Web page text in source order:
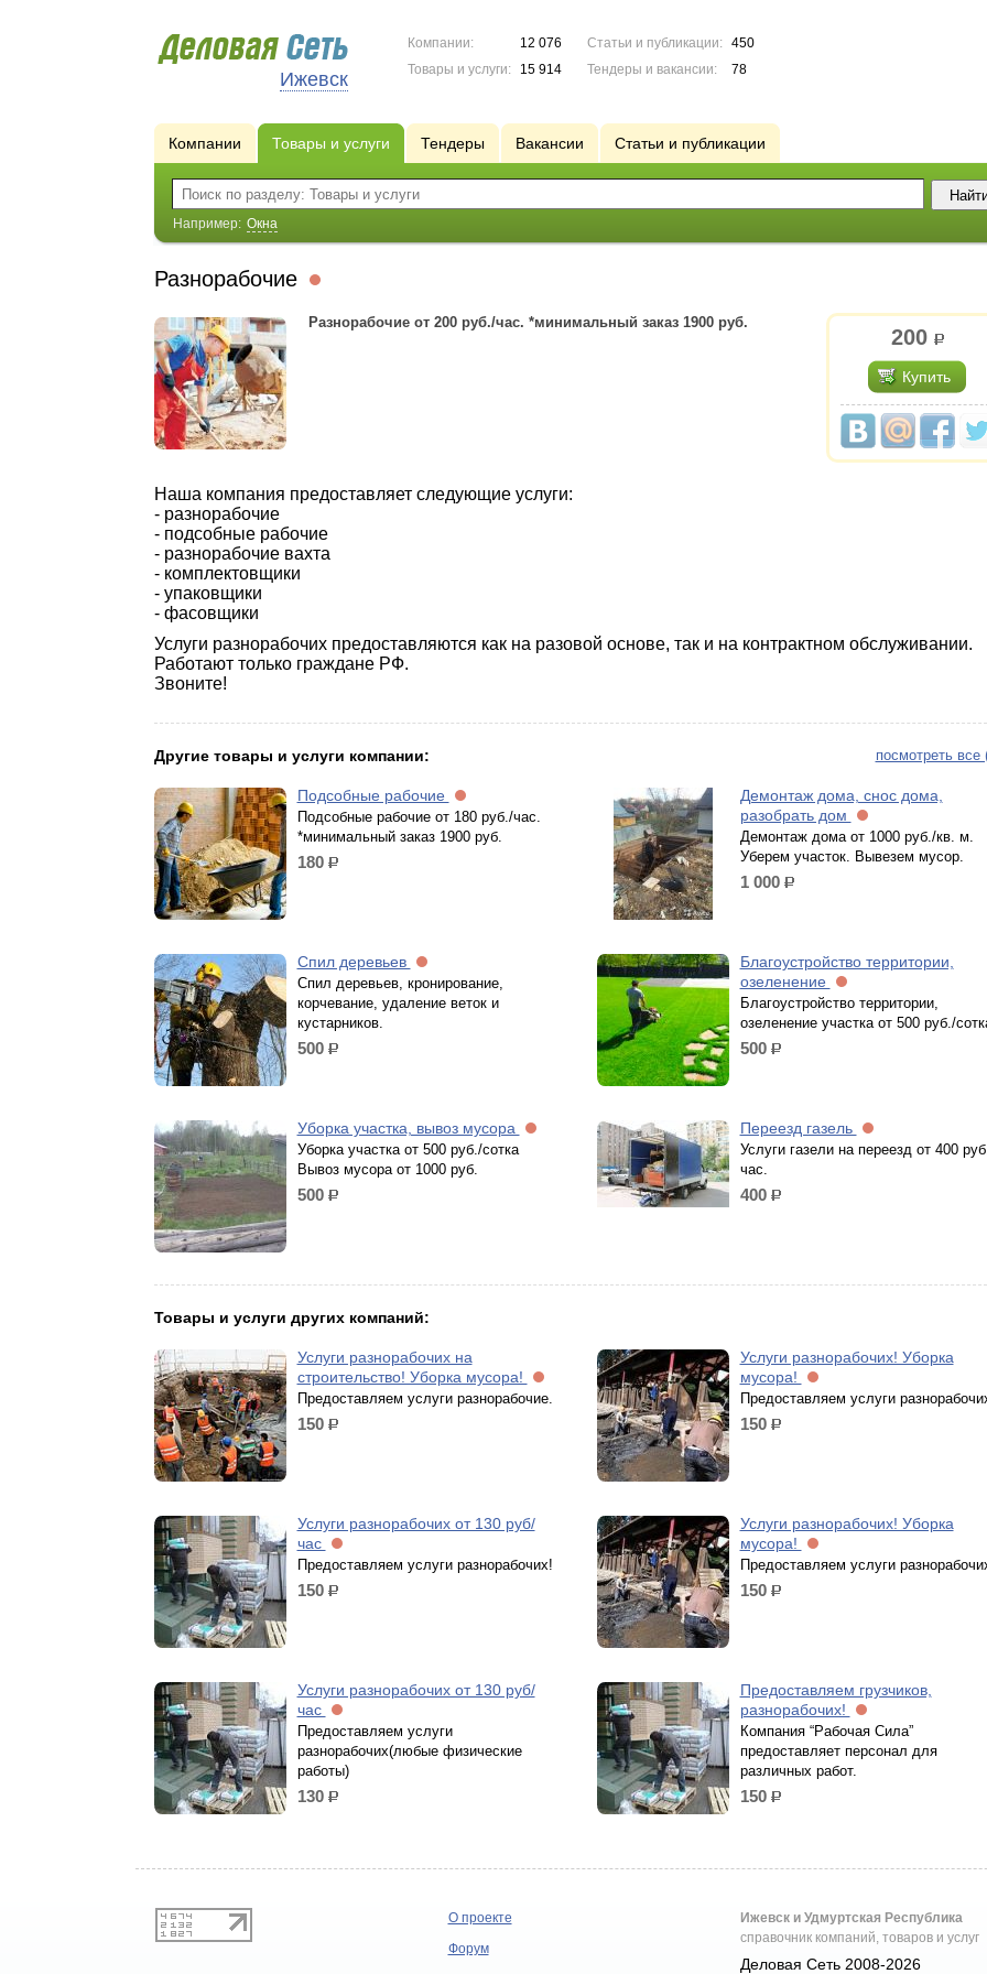
Ижевск
Компании:
12 076
Товары и услуги:
15 914
Статьи и публикации:
450
Тендеры и вакансии:
78
Компании Товары и услуги Тендеры Вакансии Статьи и публикации
Например: Окна
Разнорабочие
200 р.
Купить
Разнорабочие от 200 руб./час. *минимальный заказ 1900 руб.
Наша компания предоставляет следующие услуги:
- разнорабочие
- подсобные рабочие
- разнорабочие вахта
- комплектовщики
- упаковщики
- фасовщики
Услуги разнорабочих предоставляются как на разовой основе, так и на контрактном обслуживании.
Работают только граждане РФ.
Звоните!
посмотреть все
Другие товары и услуги компании:
Подсобные рабочие
Подсобные рабочие от 180 руб./час.
*минимальный заказ 1900 руб.
180 р.
Демонтаж дома, снос дома,
разобрать дом
Демонтаж дома от 1000 руб./кв. м.
Уберем участок. Вывезем мусор.
1 000 р.
Спил деревьев
Спил деревьев, кронирование,
корчевание, удаление веток и
кустарников.
500 р.
Благоустройство территории,
озеленение
Благоустройство территории,
озеленение участка от 500 руб./
500 р.
Уборка участка, вывоз мусора
Уборка участка от 500 руб./сотка
Вывоз мусора от 1000 руб.
500 р.
Переезд газель
Услуги газели на переезд от 400
час.
400 р.
Товары и услуги других компаний:
Услуги разнорабочих на
строительство! Уборка мусора!
Предоставляем услуги разнорабочие.
150 р.
Услуги разнорабочих! Уборка
мусора!
Предоставляем услуги
150 р.
Услуги разнорабочих от 130 руб/
час
Предоставляем услуги разнорабочих!
150 р.
Услуги разнорабочих! Уборка
мусора!
Предоставляем услуги
150 р.
Услуги разнорабочих от 130 руб/
час
Предоставляем услуги
разнорабочих(любые физические
работы)
130 р.
Предоставляем грузчиков,
разнорабочих!
Компания “Рабочая Сила”
предоставляет персонал для
различных работ.
150 р.
О проекте
Форум
Ижевск и Удмуртская Республика
справочник компаний, товаров и услуг
Деловая Сеть 2008-2026